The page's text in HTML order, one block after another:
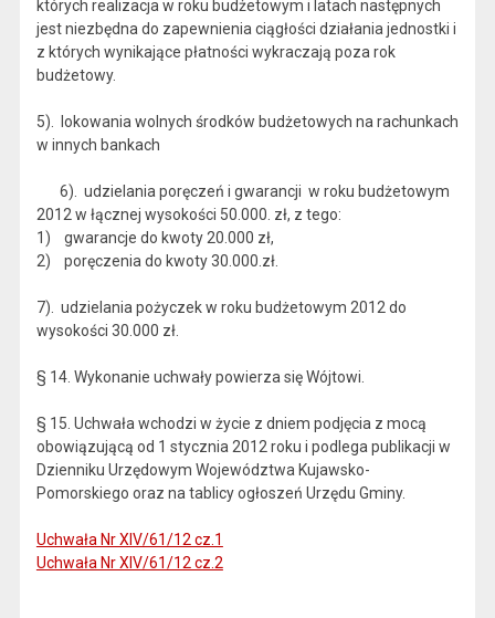
których realizacja w roku budżetowym i latach następnych
jest niezbędna do zapewnienia ciągłości działania jednostki i
z których wynikające płatności wykraczają poza rok
budżetowy.
5). lokowania wolnych środków budżetowych na rachunkach
w innych bankach
6). udzielania poręczeń i gwarancji w roku budżetowym
2012 w łącznej wysokości 50.000. zł, z tego:
1) gwarancje do kwoty 20.000 zł,
2) poręczenia do kwoty 30.000.zł.
7). udzielania pożyczek w roku budżetowym 2012 do
wysokości 30.000 zł.
§ 14. Wykonanie uchwały powierza się Wójtowi.
§ 15. Uchwała wchodzi w życie z dniem podjęcia z mocą
obowiązującą od 1 stycznia 2012 roku i podlega publikacji w
Dzienniku Urzędowym Województwa Kujawsko-
Pomorskiego oraz na tablicy ogłoszeń Urzędu Gminy.
Uchwała Nr XIV/61/12 cz.1
Uchwała Nr XIV/61/12 cz.2